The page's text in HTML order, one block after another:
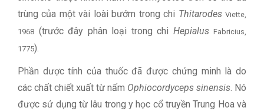
trùng của một vài loài bướm trong chi Thitarodes Viette,
1968 (trước đây phân loại trong chi Hepialus Fabricius,
1775).
Phần dược tính của thuốc đã được chứng minh là do
các chất chiết xuất từ nấm Ophiocordyceps sinensis . Nó
được sử dụng từ lâu trong y học cổ truyền Trung Hoa và